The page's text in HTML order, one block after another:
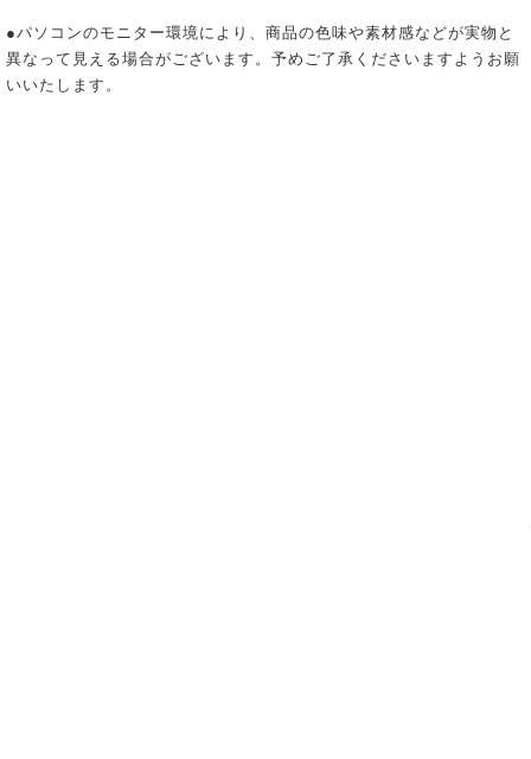
●パソコンのモニター環境により、商品の色味や素材感などが実物と
異なって見える場合がございます。予めご了承くださいますようお願
いいたします。